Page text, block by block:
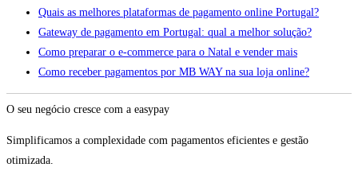
Quais as melhores plataformas de pagamento online Portugal?
Gateway de pagamento em Portugal: qual a melhor solução?
Como preparar o e-commerce para o Natal e vender mais
Como receber pagamentos por MB WAY na sua loja online?
O seu negócio cresce com a easypay
Simplificamos a complexidade com pagamentos eficientes e gestão
otimizada.